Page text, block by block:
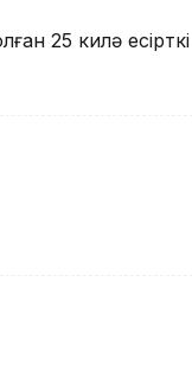
25 килә есірткі